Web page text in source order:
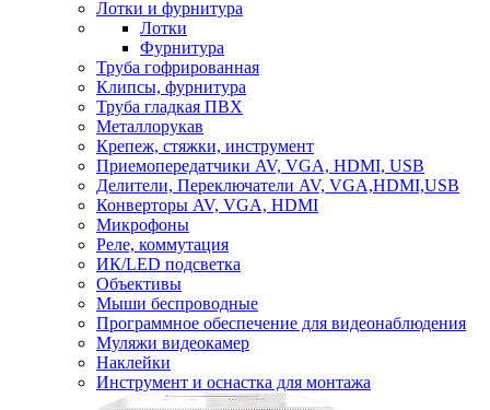
Лотки и фурнитура
Лотки
Фурнитура
Труба гофрированная
Клипсы, фурнитура
Труба гладкая ПВХ
Металлорукав
Крепеж, стяжки, инструмент
Приемопередатчики AV, VGA, HDMI, USB
Делители, Переключатели AV, VGA,HDMI,USB
Конверторы AV, VGA, HDMI
Микрофоны
Реле, коммутация
ИК/LED подсветка
Объективы
Мыши беспроводные
Программное обеспечение для видеонаблюдения
Муляжи видеокамер
Наклейки
Инструмент и оснастка для монтажа